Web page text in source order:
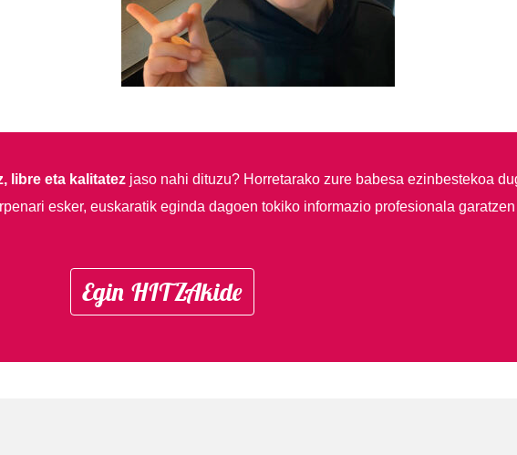
libre eta kalitatezjaso nahi dituzu? Horretarako zure babesa ezinbestekoa
esker, euskaratik eginda dagoen tokiko informazio profesionala
Egin HITZAkide